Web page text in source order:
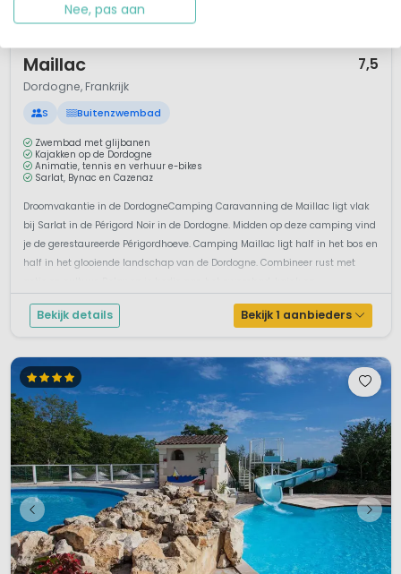
1 / 12
Maillac 7,5
Dordogne, Frankrijk
S Buitenzwembad
Zwembad met glijbanen
Kajakken op de Dordogne
Animatie, tennis en verhuur e-bikes
Sarlat, Bynac en Cazenaz
Droomvakantie in de DordogneCamping Caravanning de Maillac ligt vlak
bij Sarlat in de Périgord Noir in de Dordogne. Midden op deze camping vind
je de gerestaureerde Périgordhoeve. Camping Maillac ligt half in het bos en
half in het glooiende landschap van de Dordogne. Combineer rust met
Bekijk details Bekijk 1 aanbieders
Nee, pas aan